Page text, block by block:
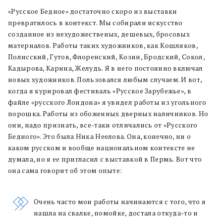
«Русское Бедное» достаточно скоро из выставки
превратилось в контекст. Мы собирали искусство
созданное из нехудожественых, дешевых, бросовых
материалов. Работы таких художников, как Кошляков,
Полисский, Гутов, Флоренский, Козин, Бродский, Сокол,
Кадырова, Карина, Желудь. Я в него постоянно включал
новых художников. Пользовался любым случаем. И вот,
когда я курировал фестиваль «Русское Зарубежье», в
файле «русского Лондона» я увидел работы из угольного
порошка. Работы из обоженных дверных наличников. Но
они, надо признать, все-таки отличались от «Русского
Бедного». Это была Ника Неелова. Она, конечно, ни о
каком русском и вообще национальном контексте не
думала, но я ее пригласил с выставкой в Пермь. Вот что
она сама говорит об этом опыте:
Очень часто мои работы начинаются с того, что я
нашла на свалке, помойке, достала откуда-то и